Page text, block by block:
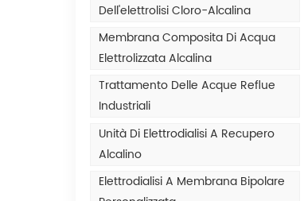
Dell'elettrolisi Cloro-Alcalina
Membrana Composita Di Acqua
Elettrolizzata Alcalina
Trattamento Delle Acque Reflue
Industriali
Unità Di Elettrodialisi A Recupero
Alcalino
Elettrodialisi A Membrana Bipolare